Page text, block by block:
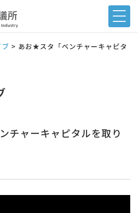
> あお★スタ「ベンチャーキャピタ
チャーキャピタルを取り